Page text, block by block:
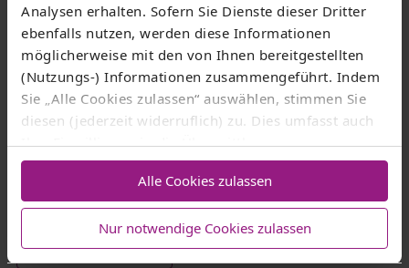
Analysen erhalten. Sofern Sie Dienste dieser Dritter
ebenfalls nutzen, werden diese Informationen
möglicherweise mit den von Ihnen bereitgestellten
(Nutzungs-) Informationen zusammengeführt. Indem
Sie „Alle Cookies zulassen“ auswählen, stimmen Sie
diesen (jederzeit widerruflich) zu. Dies umfasst auch
Ihre Einwilligung in die Übermittlung
personenbezogener Daten in Drittländer wie die USA
nach Art. 49 Abs. 1 lit. a) DSGVO
. Eine
entsprechend erteilte Einwilligung kann jederzeit
widerrufen werden. Nähere Informationen zu allem
Vorgenannten finden Sie in dieserCookieerklärung. In
Alle Cookies zulassen
Nur notwendige Cookies zulassen
ivanko80/AdobeStock
Internet-TV in HD-Qualität: Ab 5,95€ im
Monat
Erleben Sie die große Sendervielfalt und das
komplette Free-TV in HD-Qualität über unser Internet.
Ob zu Hause oder unterwegs, nutzen Sie unser
Entertainment-Angebot.
Zum Angebot